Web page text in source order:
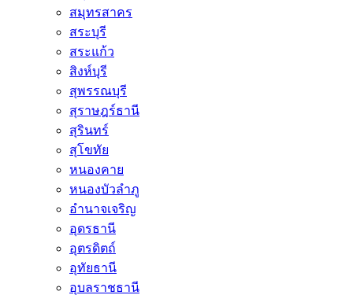
สมุทรสาคร
สระบุรี
สระแก้ว
สิงห์บุรี
สุพรรณบุรี
สุราษฎร์ธานี
สุรินทร์
สุโขทัย
หนองคาย
หนองบัวลำภู
อำนาจเจริญ
อุดรธานี
อุตรดิตถ์
อุทัยธานี
อุบลราชธานี